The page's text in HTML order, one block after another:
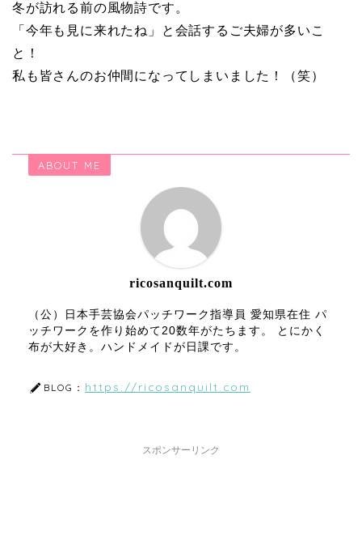
冬が訪れる前の風物詩です。
「今年も見に来れたね」と会話するご夫婦が多いこ
と！
私も皆さんのお仲間になってしまいました！（笑）
ABOUT ME
ricosanquilt.com
（公）日本手芸協会パッチワーク指導員 愛知県在住 パ
ッチワークを作り始めて20数年がたちます。 とにかく
布が大好き。ハンドメイドが日課です。
BLOG： https://ricosanquilt.com
スポンサーリンク